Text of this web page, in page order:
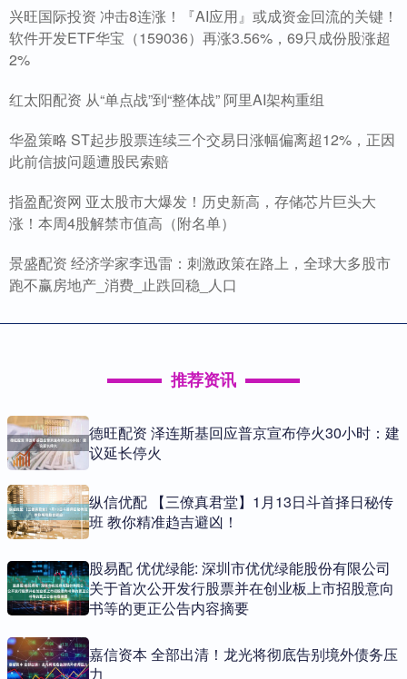
兴旺国际投资 冲击8连涨！『AI应用』或成资金回流的关键！
软件开发ETF华宝（159036）再涨3.56%，69只成份股涨超
2%
红太阳配资 从“单点战”到“整体战” 阿里AI架构重组
华盈策略 ST起步股票连续三个交易日涨幅偏离超12%，正因
此前信披问题遭股民索赔
指盈配资网 亚太股市大爆发！历史新高，存储芯片巨头大
涨！本周4股解禁市值高（附名单）
景盛配资 经济学家李迅雷：刺激政策在路上，全球大多股市
跑不赢房地产_消费_止跌回稳_人口
推荐资讯
德旺配资 泽连斯基回应普京宣布停火30小时：建
议延长停火
纵信优配 【三僚真君堂】1月13日斗首择日秘传
班 教你精准趋吉避凶！
股易配 优优绿能: 深圳市优优绿能股份有限公司
关于首次公开发行股票并在创业板上市招股意向
书等的更正公告内容摘要
嘉信资本 全部出清！龙光将彻底告别境外债务压
力